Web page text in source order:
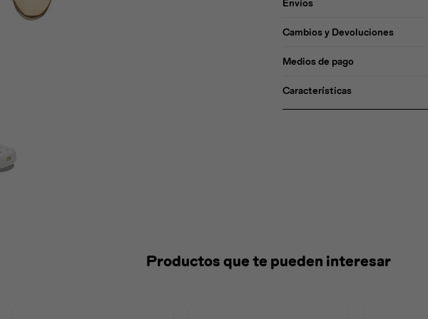
Envíos
Cambios y Devoluciones
Medios de pago
Características
Productos que te pueden interesar